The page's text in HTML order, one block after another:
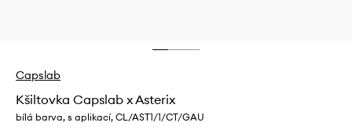
Capslab
Kšiltovka Capslab x Asterix
bílá barva, s aplikací, CL/AST1/1/CT/GAU